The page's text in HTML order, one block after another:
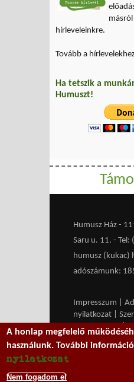
hírleveleinkre.
Tovább a
Ha tetszik a
Humuszt!
Humusz Ház -
Saru u. 11. - Tel:
humusz (kukac)
adószámunk:
Impresszum
nyilatkozat
Médiaajánlat
A honlap megfelelő
használunk. További
nyilatkozat
Nem fogadom el